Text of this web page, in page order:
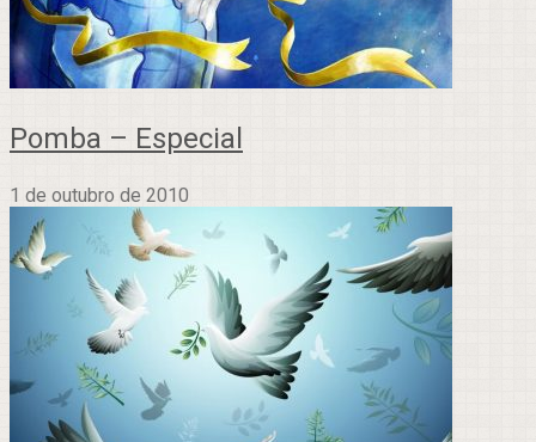
Pomba – Especial
1 de outubro de 2010